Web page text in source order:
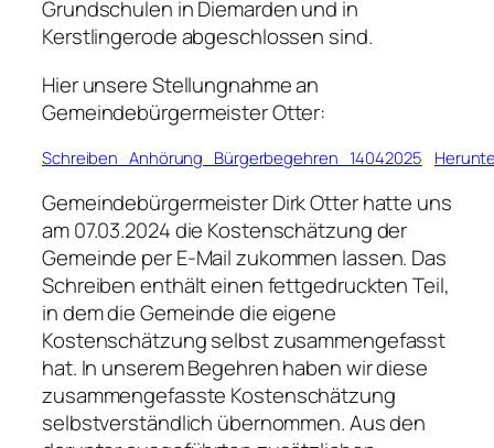
Grundschulen in Diemarden und in
Kerstlingerode abgeschlossen sind.
Hier unsere Stellungnahme an
Gemeindebürgermeister Otter:
Schreiben_Anhörung_Bürgerbegehren_14042025
Gemeindebürgermeister Dirk Otter hatte uns
am 07.03.2024 die Kostenschätzung der
Gemeinde per E-Mail zukommen lassen. Das
Schreiben enthält einen fettgedruckten Teil,
in dem die Gemeinde die eigene
Kostenschätzung selbst zusammengefasst
hat. In unserem Begehren haben wir diese
zusammengefasste Kostenschätzung
selbstverständlich übernommen. Aus den